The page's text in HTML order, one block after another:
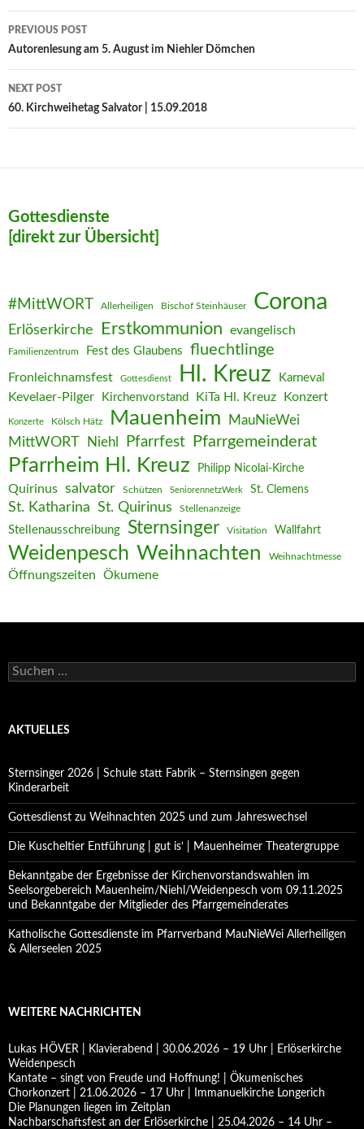
Post
navigation
PREVIOUS POST
Autorenlesung am 5. August im Niehler Dömchen
NEXT POST
60. Kirchweihetag Salvator | 15.09.2018
Gottesdienste
[direkt zur Übersicht]
#MittWORT Allerheiligen Bischof Steinhäuser Corona
Erlöserkirche Erstkommunion evangelisch
Familienzentrum Fest des Glaubens fluechtlinge
Fronleichnamsfest Gottesdienst Hl. Kreuz Karneval
Kevelaer-Pilger Kirchenvorstand KiTa Hl. Kreuz Konzert
Konzerte Kölsch Hätz Mauenheim MauNieWei
MittWORT Niehl Pfarrfest Pfarrgemeinderat
Pfarrheim Hl. Kreuz Philipp Nicolai-Kirche
Quirinus salvator Schützen SeniorennetzWerk St. Clemens
St. Katharina St. Quirinus Stellenanzeige
Stellenausschreibung Sternsinger Visitation Wallfahrt
Weidenpesch Weihnachten Weihnachtmesse
Öffnungszeiten Ökumene
Suchen
nach:
AKTUELLES
Sternsinger 2026 | Schule statt Fabrik – Sternsingen gegen
Kinderarbeit
Gottesdienst zu Weihnachten 2025 und zum Jahreswechsel
Die Kuscheltier Entführung | gut is‘ | Mauenheimer Theatergruppe
Bekanntgabe der Ergebnisse der Kirchenvorstandswahlen im
Seelsorgebereich Mauenheim/Niehl/Weidenpesch vom 09.11.2025
und Bekanntgabe der Mitglieder des Pfarrgemeinderates
Katholische Gottesdienste im Pfarrverband MauNieWei Allerheiligen
& Allerseelen 2025
WEITERE NACHRICHTEN
Lukas HÖVER | Klavierabend | 30.06.2026 – 19 Uhr | Erlöserkirche
Weidenpesch
Kantate – singt von Freude und Hoffnung! | Ökumenisches
Chorkonzert | 21.06.2026 – 17 Uhr | Immanuelkirche Longerich
Die Planungen liegen im Zeitplan
Nachbarschaftsfest an der Erlöserkirche | 25.04.2026 – 14 Uhr –